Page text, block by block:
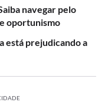
navegar pelo
oportunismo
está prejudicando a